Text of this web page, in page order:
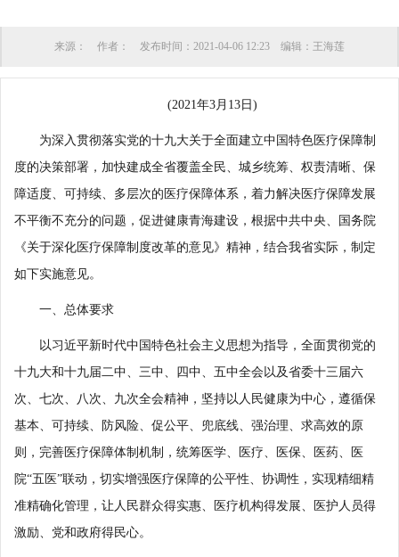
来源： 作者： 发布时间： 2021-04-06 12:23 编辑： 王海莲
(2021年3月13日)
为深入贯彻落实党的十九大关于全面建立中国特色医疗保障制
度的决策部署，加快建成全省覆盖全民、城乡统筹、权责清晰、保
障适度、可持续、多层次的医疗保障体系，着力解决医疗保障发展
不平衡不充分的问题，促进健康青海建设，根据中共中央、国务院
《关于深化医疗保障制度改革的意见》精神，结合我省实际，制定
如下实施意见。
一、总体要求
以习近平新时代中国特色社会主义思想为指导，全面贯彻党的
十九大和十九届二中、三中、四中、五中全会以及省委十三届六
次、七次、八次、九次全会精神，坚持以人民健康为中心，遵循保
基本、可持续、防风险、促公平、兜底线、强治理、求高效的原
则，完善医疗保障体制机制，统筹医学、医疗、医保、医药、医
院“五医”联动，切实增强医疗保障的公平性、协调性，实现精细精
准精确化管理，让人民群众得实惠、医疗机构得发展、医护人员得
激励、党和政府得民心。